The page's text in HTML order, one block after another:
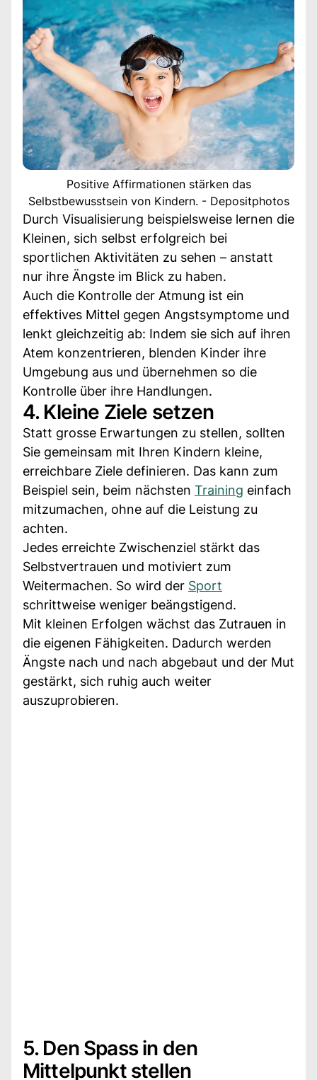
Positive Affirmationen stärken das
Selbstbewusstsein von Kindern. - Depositphotos
Durch Visualisierung beispielsweise lernen die
Kleinen, sich selbst erfolgreich bei
sportlichen Aktivitäten zu sehen – anstatt
nur ihre Ängste im Blick zu haben.
Auch die Kontrolle der Atmung ist ein
effektives Mittel gegen Angstsymptome und
lenkt gleichzeitig ab: Indem sie sich auf ihren
Atem konzentrieren, blenden Kinder ihre
Umgebung aus und übernehmen so die
Kontrolle über ihre Handlungen.
4. Kleine Ziele setzen
Statt grosse Erwartungen zu stellen, sollten
Sie gemeinsam mit Ihren Kindern kleine,
erreichbare Ziele definieren. Das kann zum
Beispiel sein, beim nächsten Training einfach
mitzumachen, ohne auf die Leistung zu
achten.
Jedes erreichte Zwischenziel stärkt das
Selbstvertrauen und motiviert zum
Weitermachen. So wird der Sport
schrittweise weniger beängstigend.
Mit kleinen Erfolgen wächst das Zutrauen in
die eigenen Fähigkeiten. Dadurch werden
Ängste nach und nach abgebaut und der Mut
gestärkt, sich ruhig auch weiter
auszuprobieren.
5. Den Spass in den
Mittelpunkt stellen